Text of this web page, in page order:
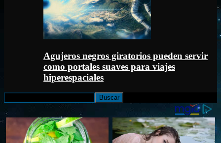
Agujeros negros giratorios pueden servir
como portales suaves para viajes
hiperespaciales